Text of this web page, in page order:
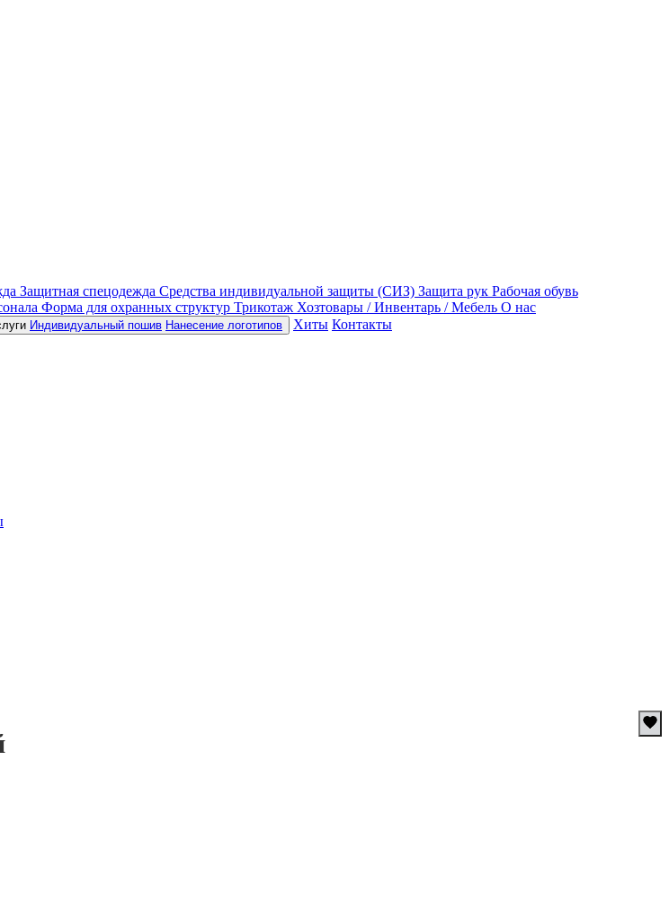
Защитная спецодежда Средства индивидуальной защиты (СИЗ) Защита рук Рабочая обувь
Форма для охранных структур Трикотаж Хозтовары / Инвентарь / Мебель О нас
Индивидуальный пошив Нанесение логотипов Хиты Контакты